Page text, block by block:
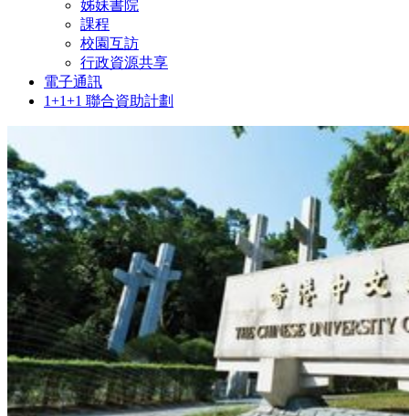
姊妹書院
課程
校園互訪
行政資源共享
電子通訊
1+1+1 聯合資助計劃